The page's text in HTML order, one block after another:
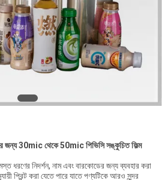
জন্য 30mic থেকে 50mic পিভিসি সঙ্কুচিত ফিল্ম
ধরণের নিদর্শন, নাম এবং বারকোডের জন্য ব্যবহার করা
প্রিন্ট করা যেতে পারে যাতে পণ্যটিকে আরও সুন্দর